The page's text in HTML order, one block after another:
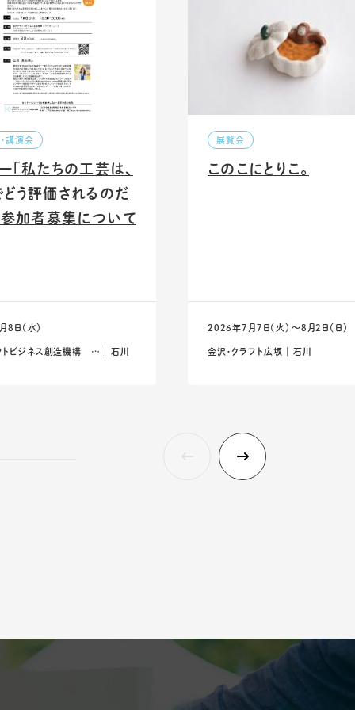
講演会
「私たちの工芸は、
う評価されるのだ
参加者募集について
日（水）
トビジネス創造機構 … ｜ 石川
展覧会
このこにとりこ。
2026年7月7日（火）〜8月2日（日）
金沢・クラフト広坂 ｜ 石川